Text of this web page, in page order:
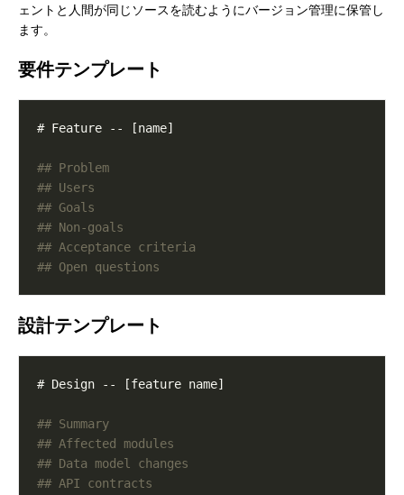
ェントと人間が同じソースを読むようにバージョン管理に保管し
ます。
要件テンプレート
設計テンプレート